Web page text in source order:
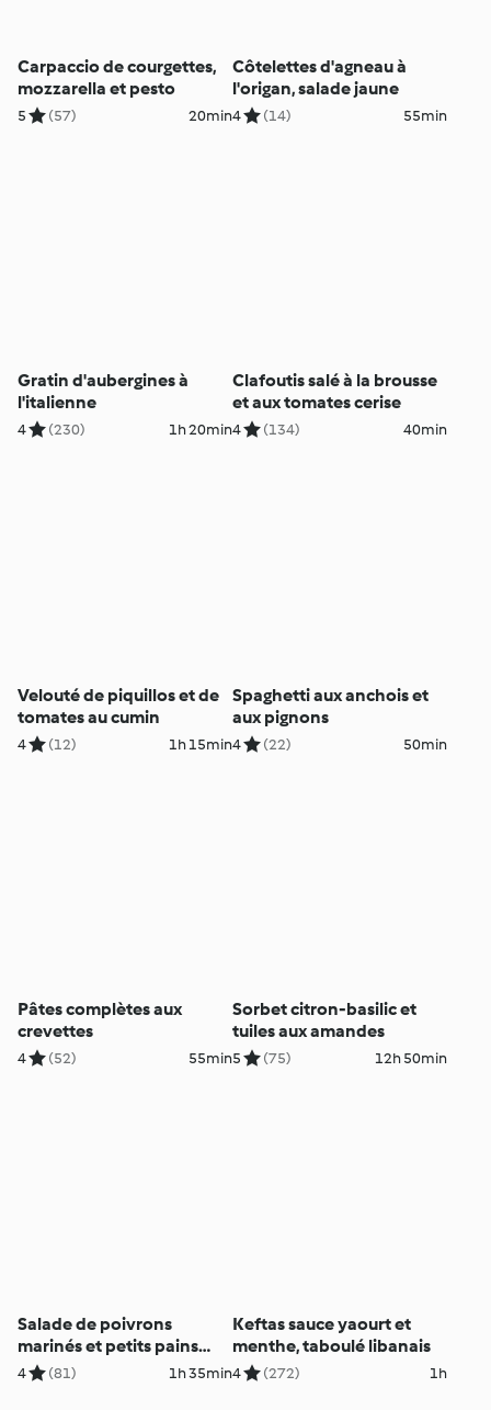
Carpaccio de courgettes,
mozzarella et pesto
5 (57) 20min
Côtelettes d'agneau à
l'origan, salade jaune
4 (14) 55min
Gratin d'aubergines à
l'italienne
4 (230) 1h 20min
Clafoutis salé à la brousse
et aux tomates cerise
4 (134) 40min
Velouté de piquillos et de
tomates au cumin
4 (12) 1h 15min
Spaghetti aux anchois et
aux pignons
4 (22) 50min
Pâtes complètes aux
crevettes
4 (52) 55min
Sorbet citron-basilic et
tuiles aux amandes
5 (75) 12h 50min
Salade de poivrons
marinés et petits pains
marocains
4 (81) 1h 35min
Keftas sauce yaourt et
menthe, taboulé libanais
4 (272) 1h